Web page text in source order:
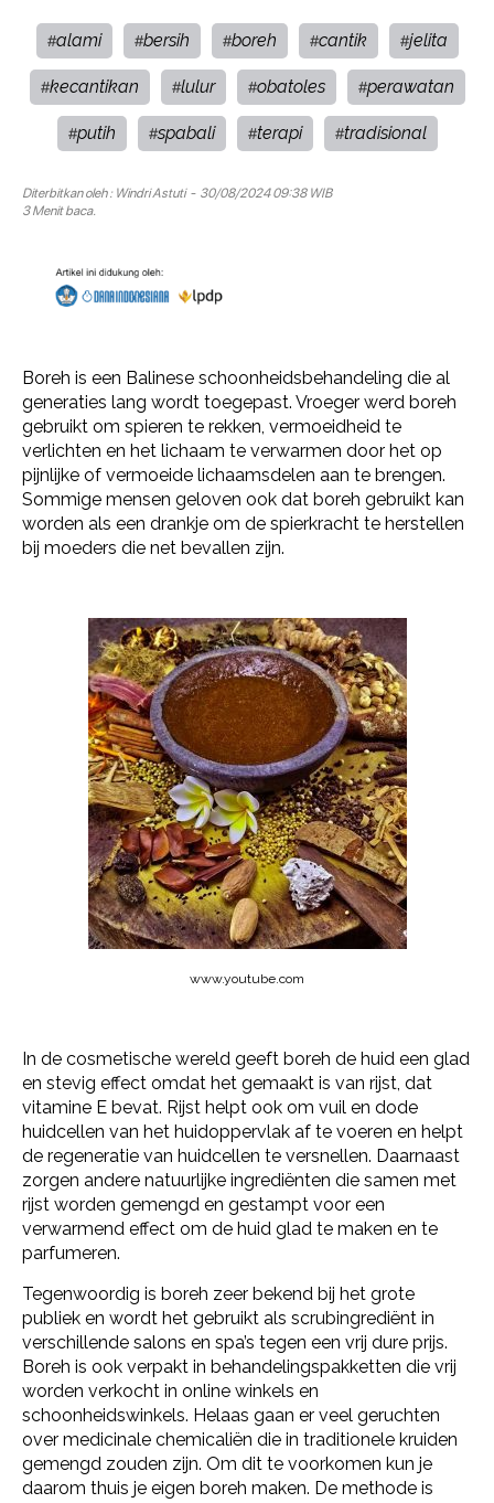
#alami #bersih #boreh #cantik #jelita
#kecantikan #lulur #obatoles #perawatan
#putih #spabali #terapi #tradisional
Diterbitkan oleh : Windri Astuti- 30/08/2024 09:38 WIB
3 Menit baca.
Boreh is een Balinese schoonheidsbehandeling die al
generaties lang wordt toegepast. Vroeger werd boreh
gebruikt om spieren te rekken, vermoeidheid te
verlichten en het lichaam te verwarmen door het op
pijnlijke of vermoeide lichaamsdelen aan te brengen.
Sommige mensen geloven ook dat boreh gebruikt kan
worden als een drankje om de spierkracht te herstellen
bij moeders die net bevallen zijn.
www.youtube.com
In de cosmetische wereld geeft boreh de huid een glad
en stevig effect omdat het gemaakt is van rijst, dat
vitamine E bevat. Rijst helpt ook om vuil en dode
huidcellen van het huidoppervlak af te voeren en helpt
de regeneratie van huidcellen te versnellen. Daarnaast
zorgen andere natuurlijke ingrediënten die samen met
rijst worden gemengd en gestampt voor een
verwarmend effect om de huid glad te maken en te
parfumeren.
Tegenwoordig is boreh zeer bekend bij het grote
publiek en wordt het gebruikt als scrubingrediënt in
verschillende salons en spa’s tegen een vrij dure prijs.
Boreh is ook verpakt in behandelingspakketten die vrij
worden verkocht in online winkels en
schoonheidswinkels. Helaas gaan er veel geruchten
over medicinale chemicaliën die in traditionele kruiden
gemengd zouden zijn. Om dit te voorkomen kun je
daarom thuis je eigen boreh maken. De methode is